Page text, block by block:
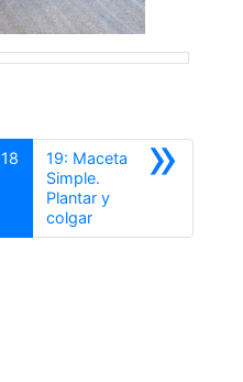
18 »
19: Maceta
Simple.
Plantar y
colgarSiguiente